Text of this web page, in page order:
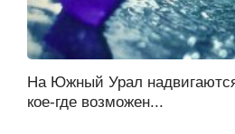
На Южный Урал
кое-где возможен...